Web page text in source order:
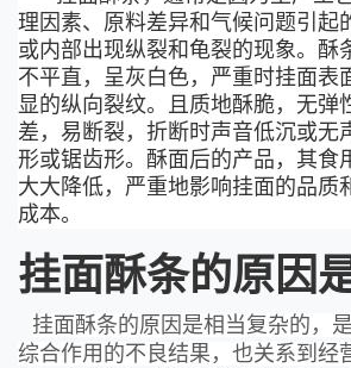
理因素、原料差异和气候问题引起
或内部出现纵裂和龟裂的现象。酥
不平直，呈灰白色，严重时挂面表
显的纵向裂纹。且质地酥脆，无弹
差，易断裂，折断时声音低沉或无
形或锯齿形。酥面后的产品，其食
大大降低，严重地影响挂面的品质
成本。
挂面酥条的原因
挂面酥条的原因是相当复杂的，
综合作用的不良结果，也关系到经